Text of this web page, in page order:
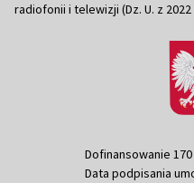
radiofonii i telewizji (Dz. U. z
Dofinansowanie 170
Data podpisania